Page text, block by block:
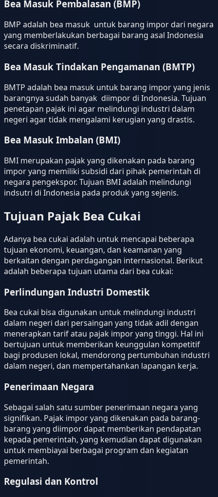
Bea Masuk Pembalasan (BMP)
BMP adalah bea masuk untuk barang impor dari negara
yang memberlakukan berbagai barang asal Indonesia
secara diskriminatif.
Bea Masuk Tindakan Pengamanan (BMTP)
BMTP adalah bea masuk untuk barang impor yang jenis
barangnya sudah banyak diimpor di Indonesia. Tujuan
penetapan pajak ini agar melindungi industri dalam
negeri agar tidak mengalami kerugian yang drastis.
Bea Masuk Imbalan (BMI)
BMI merupakan pajak yang dikenakan pada barang
impor yang memiliki subsidi dari pihak pemerintah di
negara pengekspor. Tujuan BMI adalah melindungi
indsutri di Indonesia pada produk yang sejenis.
Tujuan Pajak Bea Cukai
Adanya bea cukai adalah untuk mencapai beberapa
tujuan ekonomi, keuangan, dan keamanan yang
berkaitan dengan perdagangan internasional. Berikut
adalah beberapa tujuan utama dari bea cukai:
Perlindungan Industri Domestik
Bea cukai bisa digunakan untuk melindungi industri
dalam negeri dari persaingan yang tidak adil dengan
menerapkan tarif atau pajak impor yang tinggi. Hal ini
bertujuan untuk memberikan keunggulan kompetitif
bagi produsen lokal, mendorong pertumbuhan industri
dalam negeri, dan mempertahankan lapangan kerja.
Penerimaan Negara
Sebagai salah satu sumber penerimaan negara yang
signifikan. Pajak impor yang dikenakan pada barang-
barang yang diimpor dapat memberikan pendapatan
kepada pemerintah, yang kemudian dapat digunakan
untuk membiayai berbagai program dan kegiatan
pemerintah.
Regulasi dan Kontrol